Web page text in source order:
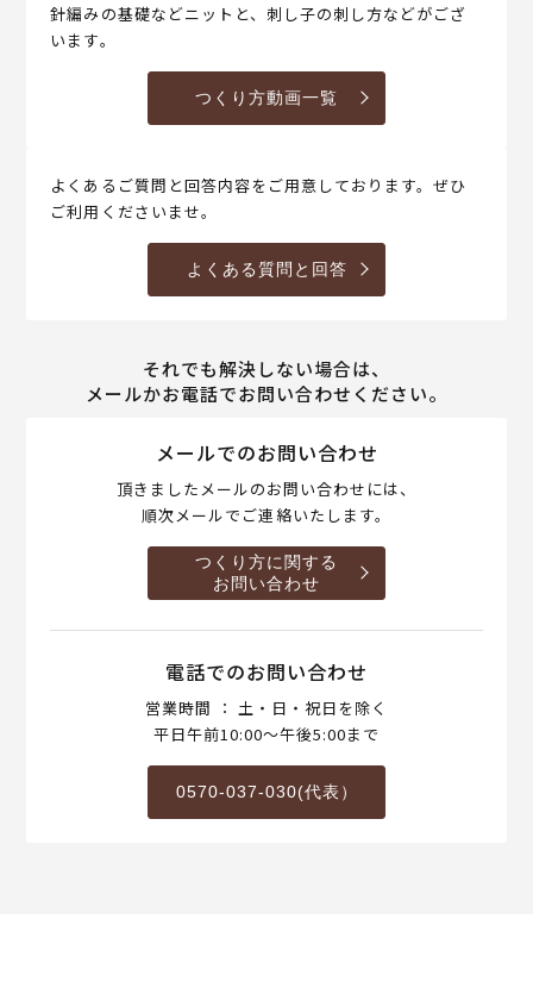
針編みの基礎などニットと、刺し子の刺し方などがござ
います。
つくり方動画一覧
よくあるご質問と回答内容をご用意しております。ぜひ
ご利用くださいませ。
よくある質問と回答
それでも解決しない場合は、
メールかお電話でお問い合わせください。
メールでのお問い合わせ
頂きましたメールのお問い合わせには、
順次メールでご連絡いたします。
つくり方に関する
お問い合わせ
電話でのお問い合わせ
営業時間 ： 土・日・祝日を除く
平日午前10:00～午後5:00まで
0570-037-030(代表）